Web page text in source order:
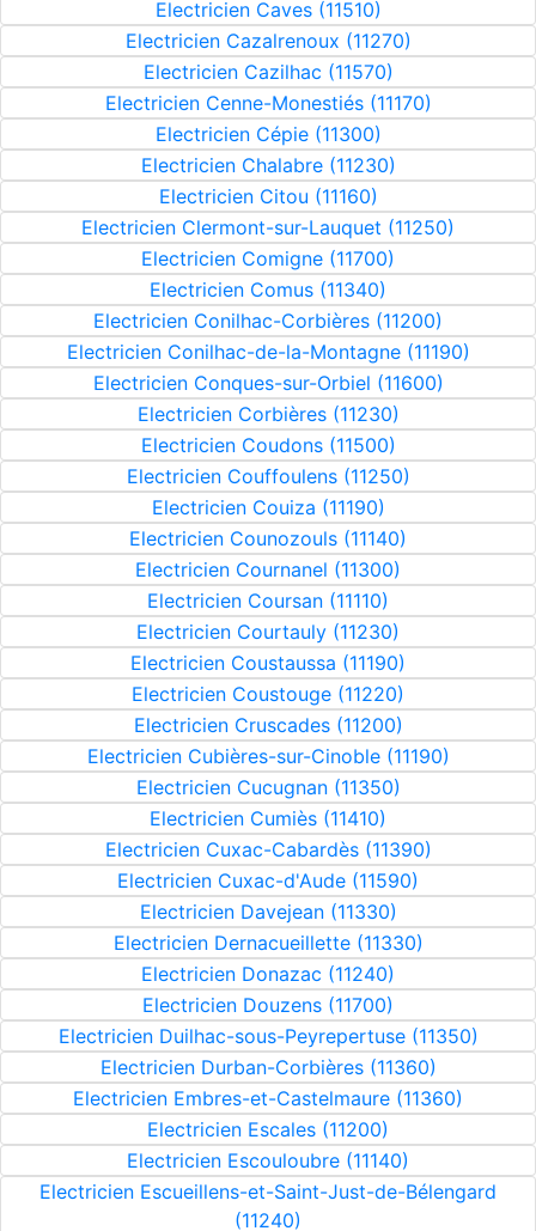
Electricien Caves (11510)
Electricien Cazalrenoux (11270)
Electricien Cazilhac (11570)
Electricien Cenne-Monestiés (11170)
Electricien Cépie (11300)
Electricien Chalabre (11230)
Electricien Citou (11160)
Electricien Clermont-sur-Lauquet (11250)
Electricien Comigne (11700)
Electricien Comus (11340)
Electricien Conilhac-Corbières (11200)
Electricien Conilhac-de-la-Montagne (11190)
Electricien Conques-sur-Orbiel (11600)
Electricien Corbières (11230)
Electricien Coudons (11500)
Electricien Couffoulens (11250)
Electricien Couiza (11190)
Electricien Counozouls (11140)
Electricien Cournanel (11300)
Electricien Coursan (11110)
Electricien Courtauly (11230)
Electricien Coustaussa (11190)
Electricien Coustouge (11220)
Electricien Cruscades (11200)
Electricien Cubières-sur-Cinoble (11190)
Electricien Cucugnan (11350)
Electricien Cumiès (11410)
Electricien Cuxac-Cabardès (11390)
Electricien Cuxac-d'Aude (11590)
Electricien Davejean (11330)
Electricien Dernacueillette (11330)
Electricien Donazac (11240)
Electricien Douzens (11700)
Electricien Duilhac-sous-Peyrepertuse (11350)
Electricien Durban-Corbières (11360)
Electricien Embres-et-Castelmaure (11360)
Electricien Escales (11200)
Electricien Escouloubre (11140)
Electricien Escueillens-et-Saint-Just-de-Bélengard
(11240)